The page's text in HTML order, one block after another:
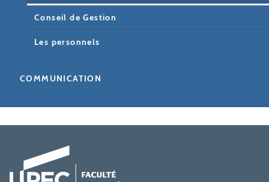
Conseil de Gestion
Les personnels
COMMUNICATION